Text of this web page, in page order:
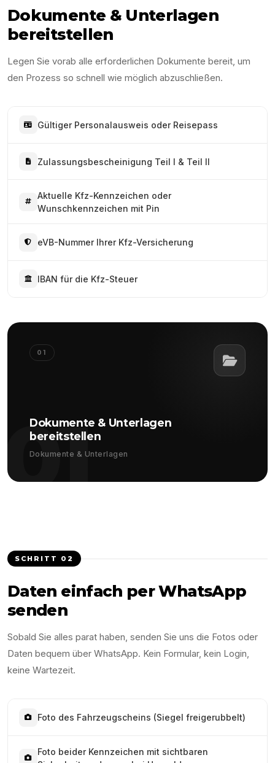
Dokumente & Unterlagen
bereitstellen
Legen Sie vorab alle erforderlichen Dokumente bereit, um
den Prozess so schnell wie möglich abzuschließen.
Gültiger Personalausweis oder Reisepass
Zulassungsbescheinigung Teil I & Teil II
Aktuelle Kfz-Kennzeichen oder
Wunschkennzeichen mit Pin
eVB-Nummer Ihrer Kfz-Versicherung
IBAN für die Kfz-Steuer
01
01
Dokumente & Unterlagen
bereitstellen
Dokumente & Unterlagen
SCHRITT 02
Daten einfach per WhatsApp
senden
Sobald Sie alles parat haben, senden Sie uns die Fotos oder
Daten bequem über WhatsApp. Kein Formular, kein Login,
keine Wartezeit.
Foto des Fahrzeugscheins (Siegel freigerubbelt)
Foto beider Kennzeichen mit sichtbaren